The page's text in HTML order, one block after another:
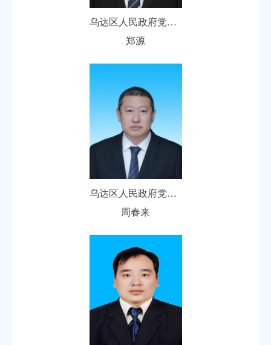
乌达区人民政府党组成员、副区长
郑源
乌达区人民政府党组成员、副区长
周春来